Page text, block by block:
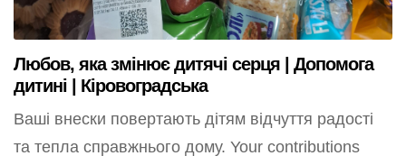
Любов, яка змінює дитячі серця | Допомога
дитині | Кіровоградська
Ваші внески повертають дітям відчуття радості
та тепла справжнього дому. Your contributions